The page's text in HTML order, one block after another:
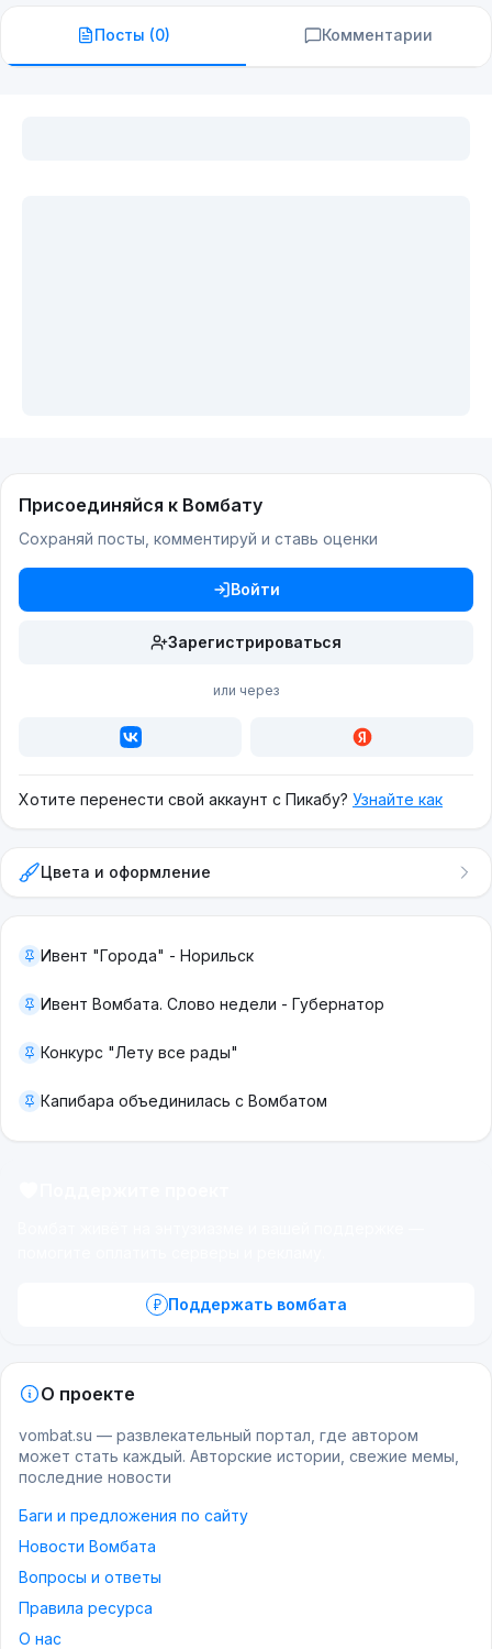
Посты (0) Комментарии
Присоединяйся к Вомбату
Сохраняй посты, комментируй и ставь оценки
Войти
Зарегистрироваться
или через
Хотите перенести свой аккаунт с Пикабу? Узнайте как
Цвета и оформление
Ивент "Города" - Норильск
Ивент Вомбата. Слово недели - Губернатор
Конкурс "Лету все рады"
Капибара объединилась с Вомбатом
Поддержать вомбата
О проекте
vombat.su — развлекательный портал, где автором
может стать каждый. Авторские истории, свежие мемы,
последние новости
Баги и предложения по сайту
Новости Вомбата
Вопросы и ответы
Правила ресурса
О нас